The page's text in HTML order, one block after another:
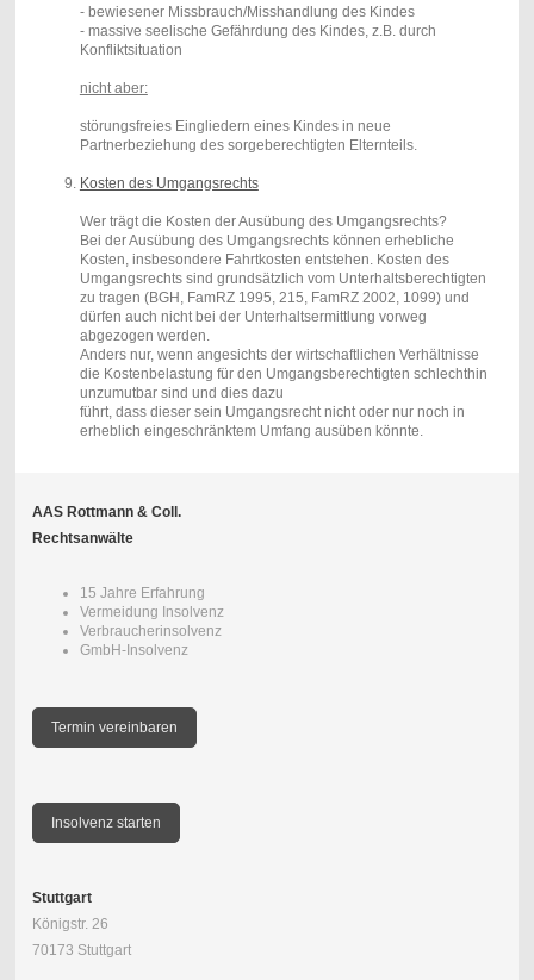
- bewiesener Missbrauch/Misshandlung des Kindes
- massive seelische Gefährdung des Kindes, z.B. durch
Konfliktsituation
nicht aber:
störungsfreies Eingliedern eines Kindes in neue
Partnerbeziehung des sorgeberechtigten Elternteils.
Kosten des Umgangsrechts
Wer trägt die Kosten der Ausübung des Umgangsrechts?
Bei der Ausübung des Umgangsrechts können erhebliche
Kosten, insbesondere Fahrtkosten entstehen. Kosten des
Umgangsrechts sind grundsätzlich vom Unterhaltsberechtigten
zu tragen (BGH, FamRZ 1995, 215, FamRZ 2002, 1099) und
dürfen auch nicht bei der Unterhaltsermittlung vorweg
abgezogen werden.
Anders nur, wenn angesichts der wirtschaftlichen Verhältnisse
die Kostenbelastung für den Umgangsberechtigten schlechthin
unzumutbar sind und dies dazu
führt, dass dieser sein Umgangsrecht nicht oder nur noch in
erheblich eingeschränktem Umfang ausüben könnte.
AAS Rottmann & Coll.
Rechtsanwälte
15 Jahre Erfahrung
Vermeidung Insolvenz
Verbraucherinsolvenz
GmbH-Insolvenz
Termin vereinbaren
Insolvenz starten
Stuttgart
Königstr. 26
70173 Stuttgart